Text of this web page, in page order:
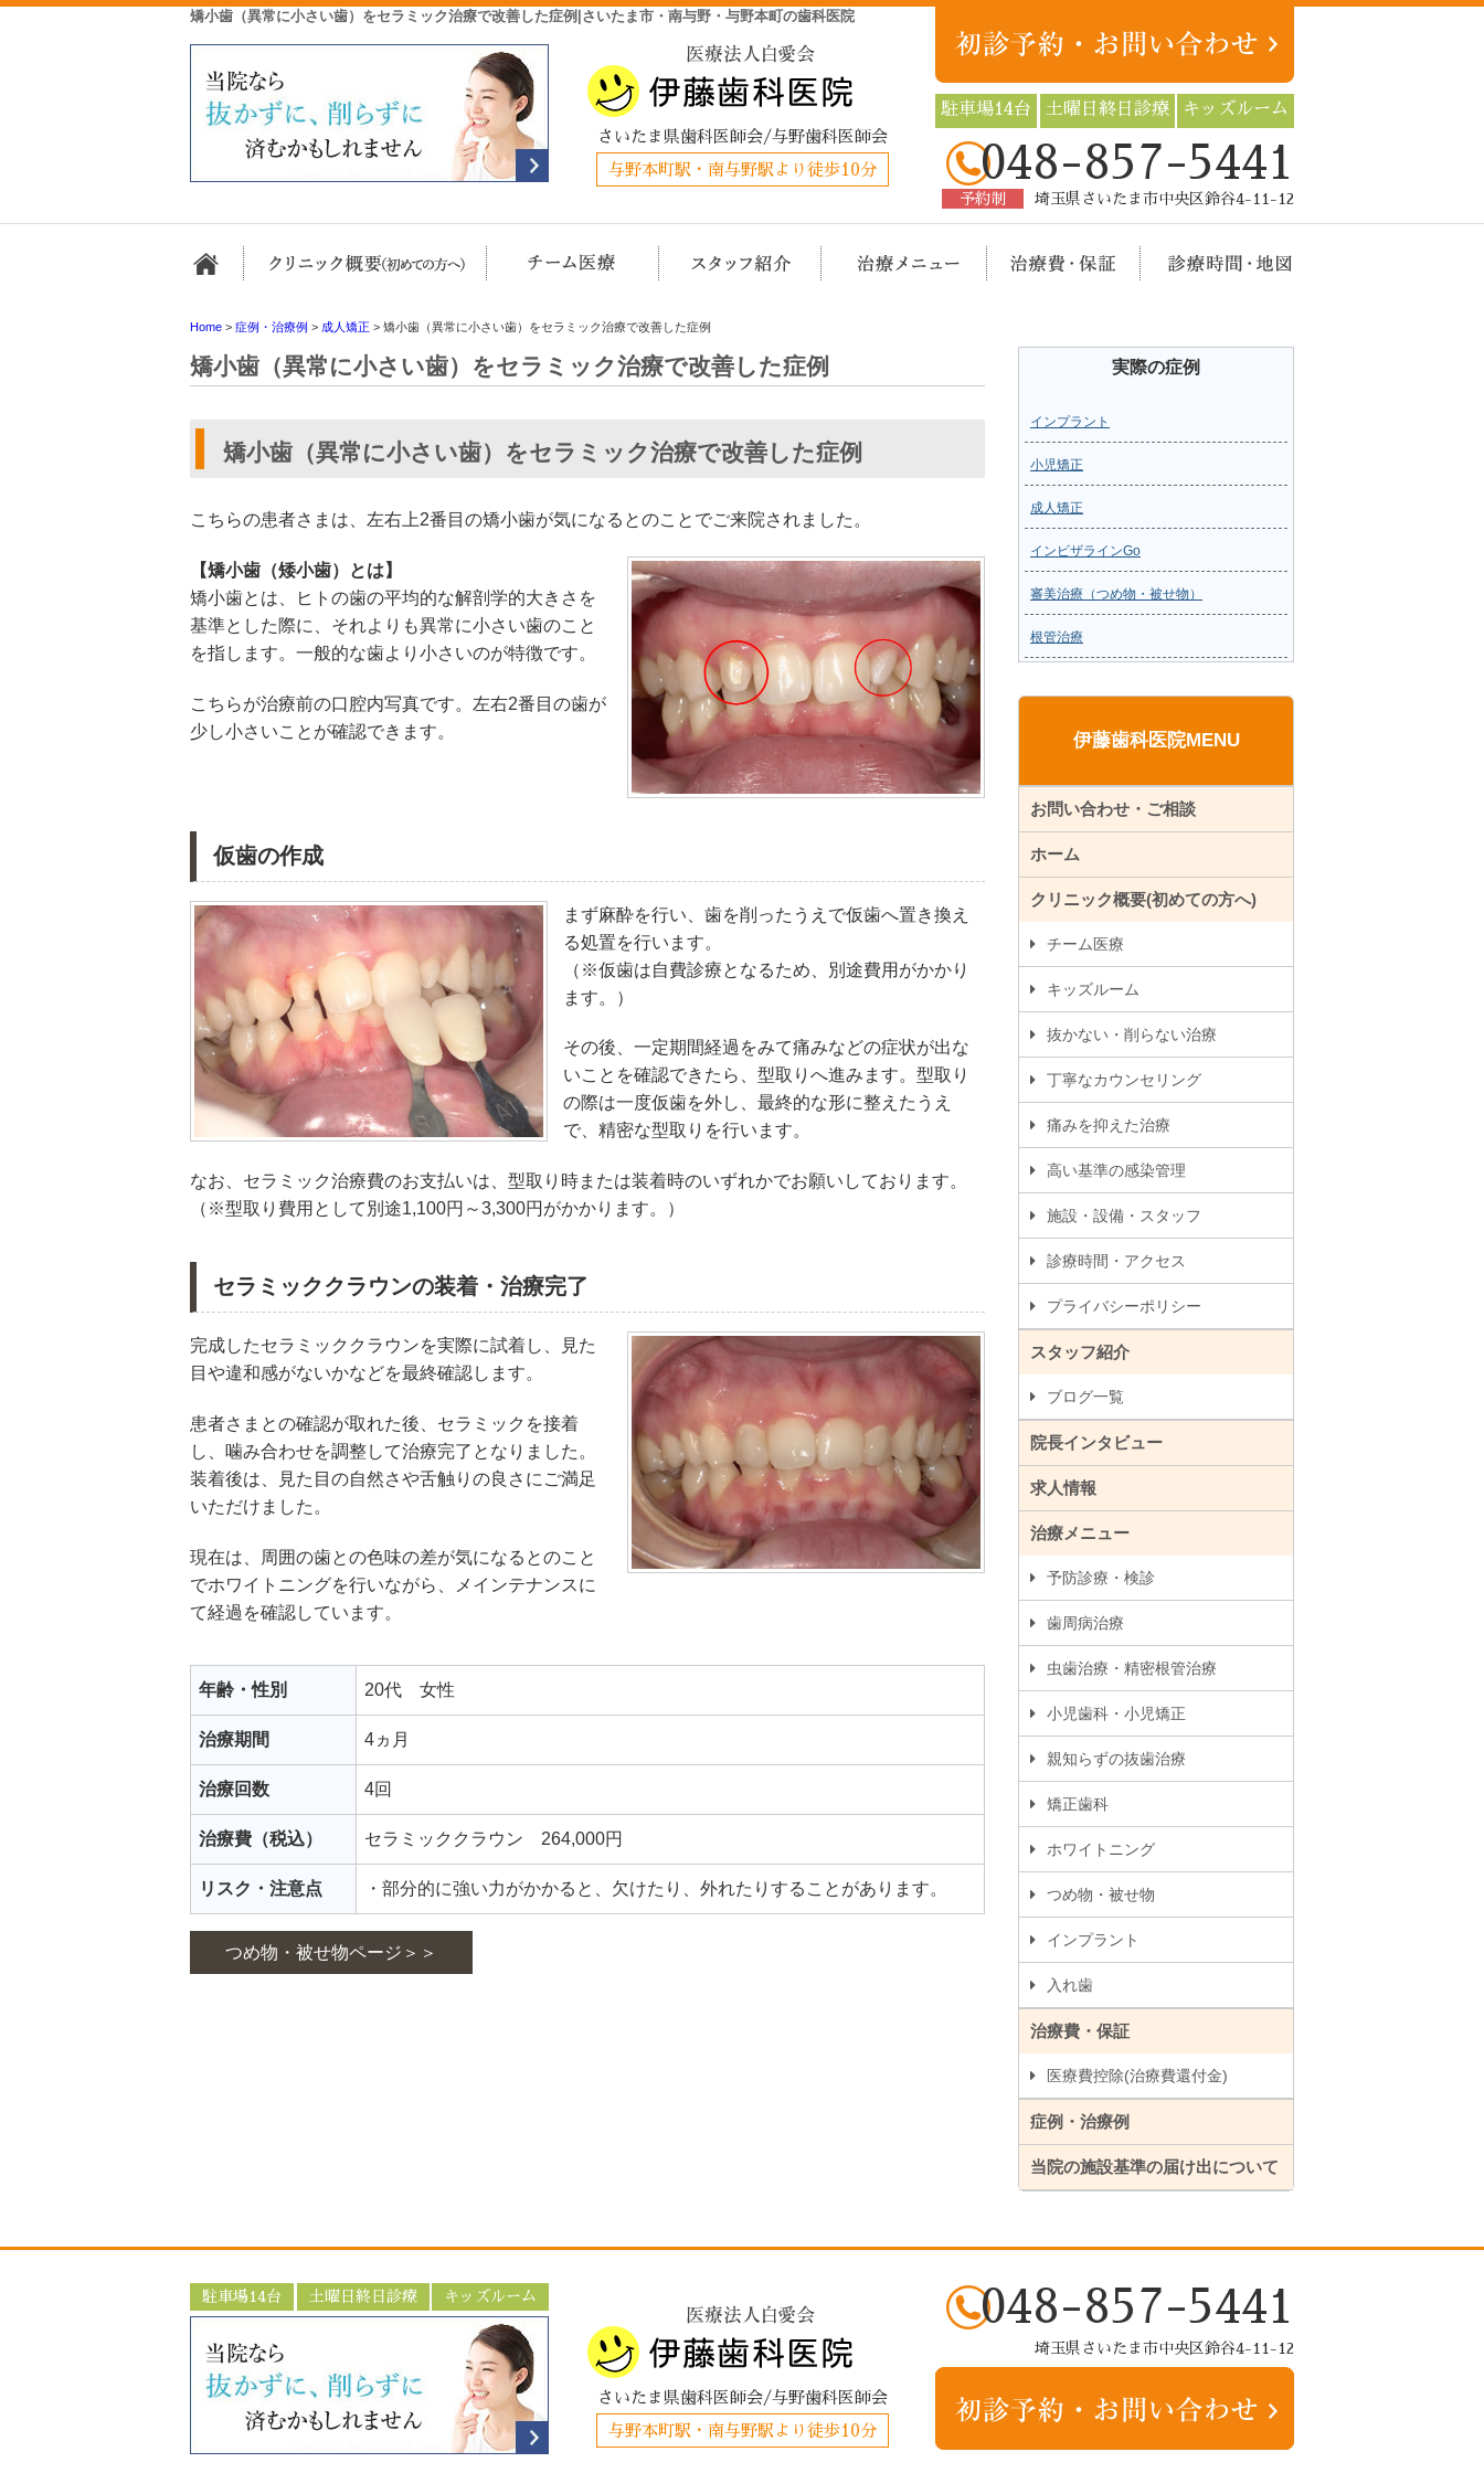
矯小歯（異常に小さい歯）をセラミック治療で改善した症例|さいたま市・南与野・与野本町の歯科医院
さいたま県歯科医師会/与野歯科医師会
与野本町駅・南与野駅より徒歩10分
駐車場14台 土曜日終日診療 キッズルーム
048-857-5441
予約制 埼玉県さいたま市中央区鈴谷4-11-12
ホーム クリニック概要(初めての方へ)担当医チーム医療 スタッフ紹介 治療メニュー 治療費・保証
Home > 症例・治療例 > 成人矯正 > 矯小歯（異常に小さい歯）をセラミック治療で改善した症例
矯小歯（異常に小さい歯）をセラミック治療で改善した症例
矯小歯（異常に小さい歯）をセラミック治療で改善した症例
こちらの患者さまは、左右上2番目の矯小歯が気になるとのことでご来院されました。
【矯小歯（矮小歯）とは】
矯小歯とは、ヒトの歯の平均的な解剖学的大きさを
基準とした際に、それよりも異常に小さい歯のこと
を指します。一般的な歯より小さいのが特徴です。
こちらが治療前の口腔内写真です。左右2番目の歯が
少し小さいことが確認できます。
仮歯の作成
まず麻酔を行い、歯を削ったうえで仮歯へ置き換え
る処置を行います。
（※仮歯は自費診療となるため、別途費用がかかり
ます。）
その後、一定期間経過をみて痛みなどの症状が出な
いことを確認できたら、型取りへ進みます。型取り
の際は一度仮歯を外し、最終的な形に整えたうえ
で、精密な型取りを行います。
なお、セラミック治療費のお支払いは、型取り時または装着時のいずれかでお願いしております。
（※型取り費用として別途1,100円～3,300円がかかります。）
セラミッククラウンの装着・治療完了
完成したセラミッククラウンを実際に試着し、見た
目や違和感がないかなどを最終確認します。
患者さまとの確認が取れた後、セラミックを接着
し、噛み合わせを調整して治療完了となりました。
装着後は、見た目の自然さや舌触りの良さにご満足
いただけました。
現在は、周囲の歯との色味の差が気になるとのこと
でホワイトニングを行いながら、メインテナンスに
て経過を確認しています。
年齢・性別 20代 女性
治療期間 4ヵ月
治療回数 4回
治療費（税込） セラミッククラウン 264,000円
リスク・注意点 ・部分的に強い力がかかると、欠けたり、外れたりすることがあります。
つめ物・被せ物ページ＞＞
実際の症例
インプラント
小児矯正
成人矯正
インビザラインGo
審美治療（つめ物・被せ物）
根管治療
伊藤歯科医院MENU
お問い合わせ・ご相談
ホーム
クリニック概要(初めての方へ)
チーム医療
キッズルーム
抜かない・削らない治療
丁寧なカウンセリング
痛みを抑えた治療
高い基準の感染管理
施設・設備・スタッフ
診療時間・アクセス
プライバシーポリシー
スタッフ紹介
ブログ一覧
院長インタビュー
求人情報
治療メニュー
予防診療・検診
歯周病治療
虫歯治療・精密根管治療
小児歯科・小児矯正
親知らずの抜歯治療
矯正歯科
ホワイトニング
つめ物・被せ物
インプラント
入れ歯
治療費・保証
医療費控除(治療費還付金)
症例・治療例
当院の施設基準の届け出について
駐車場14台 土曜日終日診療 キッズルーム
さいたま県歯科医師会/与野歯科医師会
与野本町駅・南与野駅より徒歩10分
048-857-5441
埼玉県さいたま市中央区鈴谷4-11-12